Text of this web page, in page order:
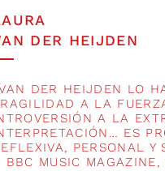
DER HEIJDEN
DER HEIJDEN LO
A LA
A LA
ES
PERSONAL Y
BBC MUSIC